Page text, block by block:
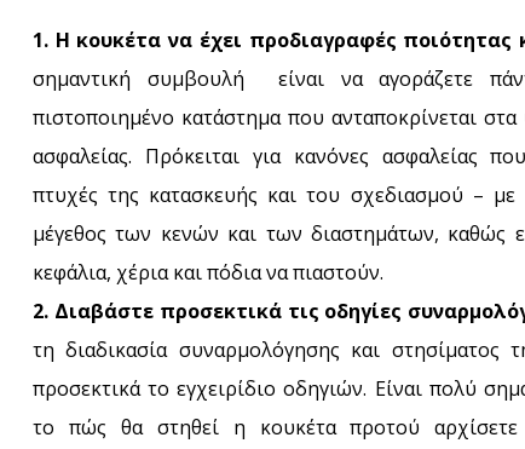
1. Η κουκέτα να έχει προδιαγραφές ποιότητας
σημαντική συμβουλή είναι να αγοράζετε
πιστοποιημένο κατάστημα που ανταποκρίνεται
ασφαλείας. Πρόκειται για κανόνες ασφαλείας
πτυχές της κατασκευής και του σχεδιασμού – με
μέγεθος των κενών και των διαστημάτων, καθώς
κεφάλια, χέρια και πόδια να πιαστούν.
2. Διαβάστε προσεκτικά τις οδηγίες
τη διαδικασία συναρμολόγησης και στησίματος
προσεκτικά το εγχειρίδιο οδηγιών. Είναι πολύ
το πώς θα στηθεί η κουκέτα προτού